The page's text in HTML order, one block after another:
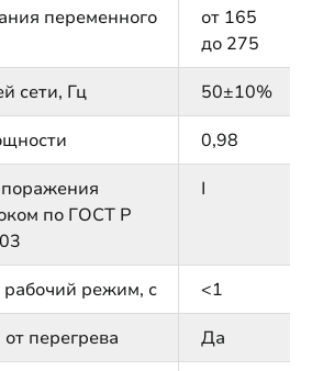
переменного
от 165
до 275
сети, Гц
50±10%
0,98
по ГОСТ Р
I
режим, с
<1
перегрева
Да